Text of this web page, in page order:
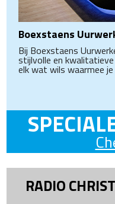
Boexstaens
Bij Boexstaens
stijlvolle en
elk wat wils waarmee
RADIO